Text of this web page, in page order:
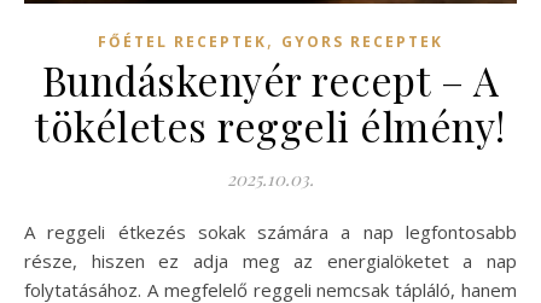
FŐÉTEL RECEPTEK, GYORS RECEPTEK
Bundáskenyér recept – A
tökéletes reggeli élmény!
2025.10.03.
A reggeli étkezés sokak számára a nap legfontosabb
része, hiszen ez adja meg az energialöketet a nap
folytatásához. A megfelelő reggeli nemcsak tápláló, hanem